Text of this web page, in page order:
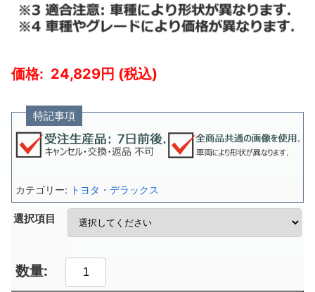
24,829
特記事項
選択項目
カテゴリー: トヨタ・デラックス